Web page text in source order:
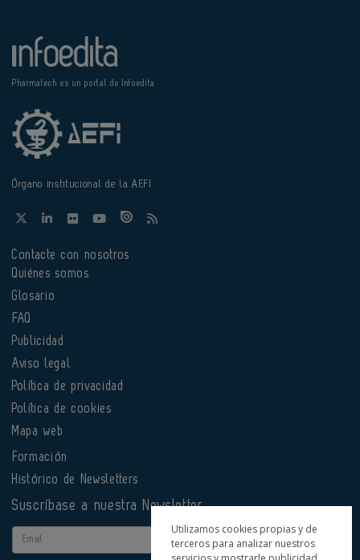
Pharmatech es un portal de Infoedita
Órgano institucional de la AEFI
Contacte con nosotros
Quiénes somos
Glosario
FAQ
Publicidad
Aviso legal
Política de privacidad
Política de cookies
Mapa web
Formación
Histórico de Newsletters
Suscríbase a nuestra Newsletter
Email
Utilizamos cookies propias y de
terceros para analizar nuestros